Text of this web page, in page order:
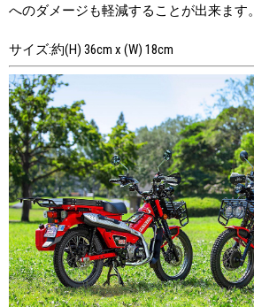
へのダメージも軽減することが出来ます。
サイズ:約(H) 36cm x (W) 18cm